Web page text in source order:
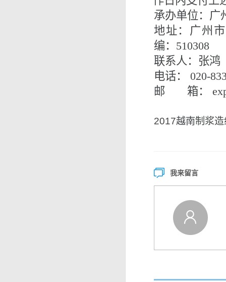
承办单位 ：广
地址： 广州
编： 510308
联系人：张鸿
电话：
020-8
邮 箱：
2017越南制浆
我来留言